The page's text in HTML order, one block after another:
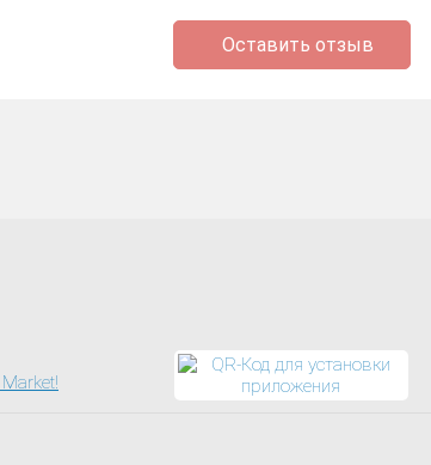
Оставить отзыв